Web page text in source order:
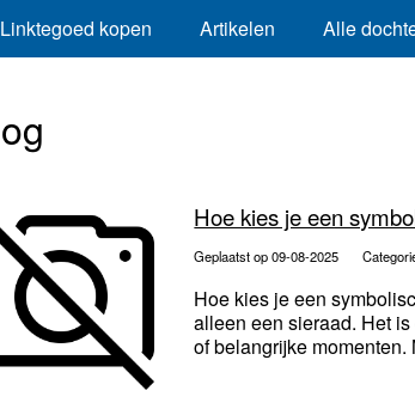
Linktegoed kopen Artikelen Alle
Hoe kies je een
Geplaatst op 09-08-2025
Hoe kies je een
alleen een sieraad. Het
of belangrijke momenten.